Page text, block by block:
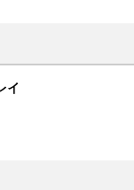
イ